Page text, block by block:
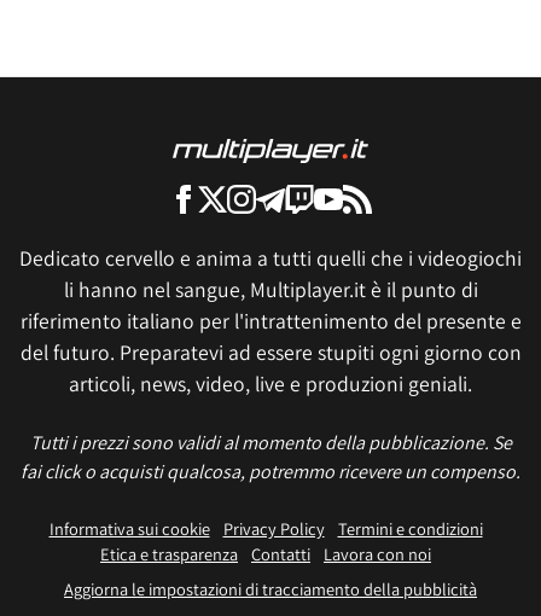
Dedicato cervello e anima a tutti quelli che i videogiochi
li hanno nel sangue, Multiplayer.it è il punto di
riferimento italiano per l'intrattenimento del presente e
del futuro. Preparatevi ad essere stupiti ogni giorno con
articoli, news, video, live e produzioni geniali.
Tutti i prezzi sono validi al momento della pubblicazione. Se
fai click o acquisti qualcosa, potremmo ricevere un compenso.
Informativa sui cookie Privacy Policy
Termini e condizioni
Etica e trasparenza Contatti
Lavora con noi
Aggiorna le impostazioni di tracciamento della pubblicità